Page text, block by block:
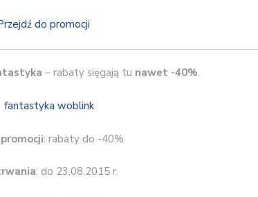
do promocji
– rabaty sięgają tu nawet -40%.
: rabaty do -40%
: do 23.08.2015 r.